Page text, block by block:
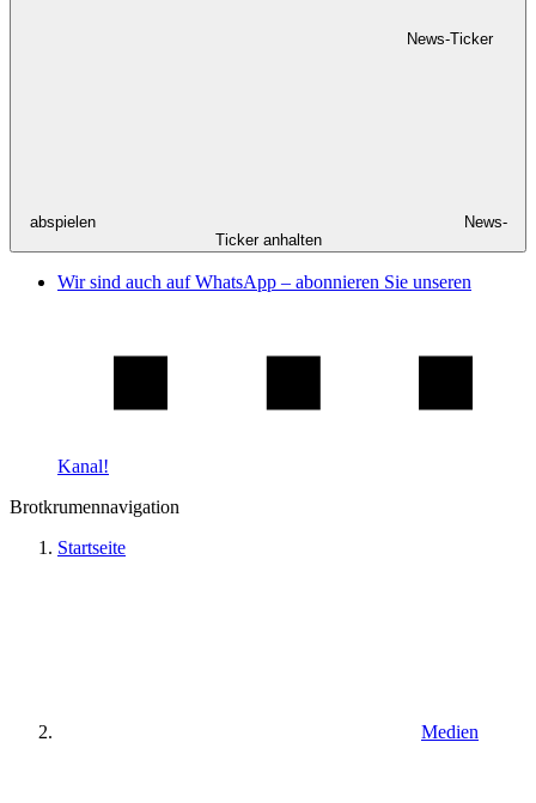
News-Ticker
abspielen
News-
Ticker anhalten
Wir sind auch auf WhatsApp – abonnieren Sie unseren
Kanal!
Brotkrumennavigation
Startseite
Medien